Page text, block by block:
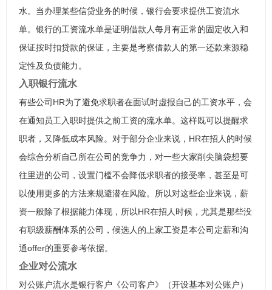
水。当办理某些信贷业务的时候，银行会要求提供工资流水
单。银行的工资流水单是证明借款人每月有正常的固定收入和
保证按时扣贷款的保证，主要是考察借款人的第一还款来源稳
定性及负债能力。
入职银行流水
有些公司HR为了避免求职者在面试时虚报自己的工资水平，会
在通知员工入职时提供之前工资的流水单。这样既可以提醒求
职者，又降低成本风险。对于部分企业来说，HR在招人的时候
会综合分析自己所在公司的竞争力，对一些大家削尖脑袋想要
往里进的公司，设置门槛不会降低求职者的接受率，甚至是可
以使用更多的方法来规避潜在风险。所以对这些企业来说，薪
资一般除了根据能力体现，所以HR在招人时候，尤其是那些没
有职级薪酬体系的公司，候选人的上家工资是本公司定薪和沟
通offer的重要参考依据。
企业对公流水
对公账户流水是银行客户《公司客户》（开设基本对公账户）